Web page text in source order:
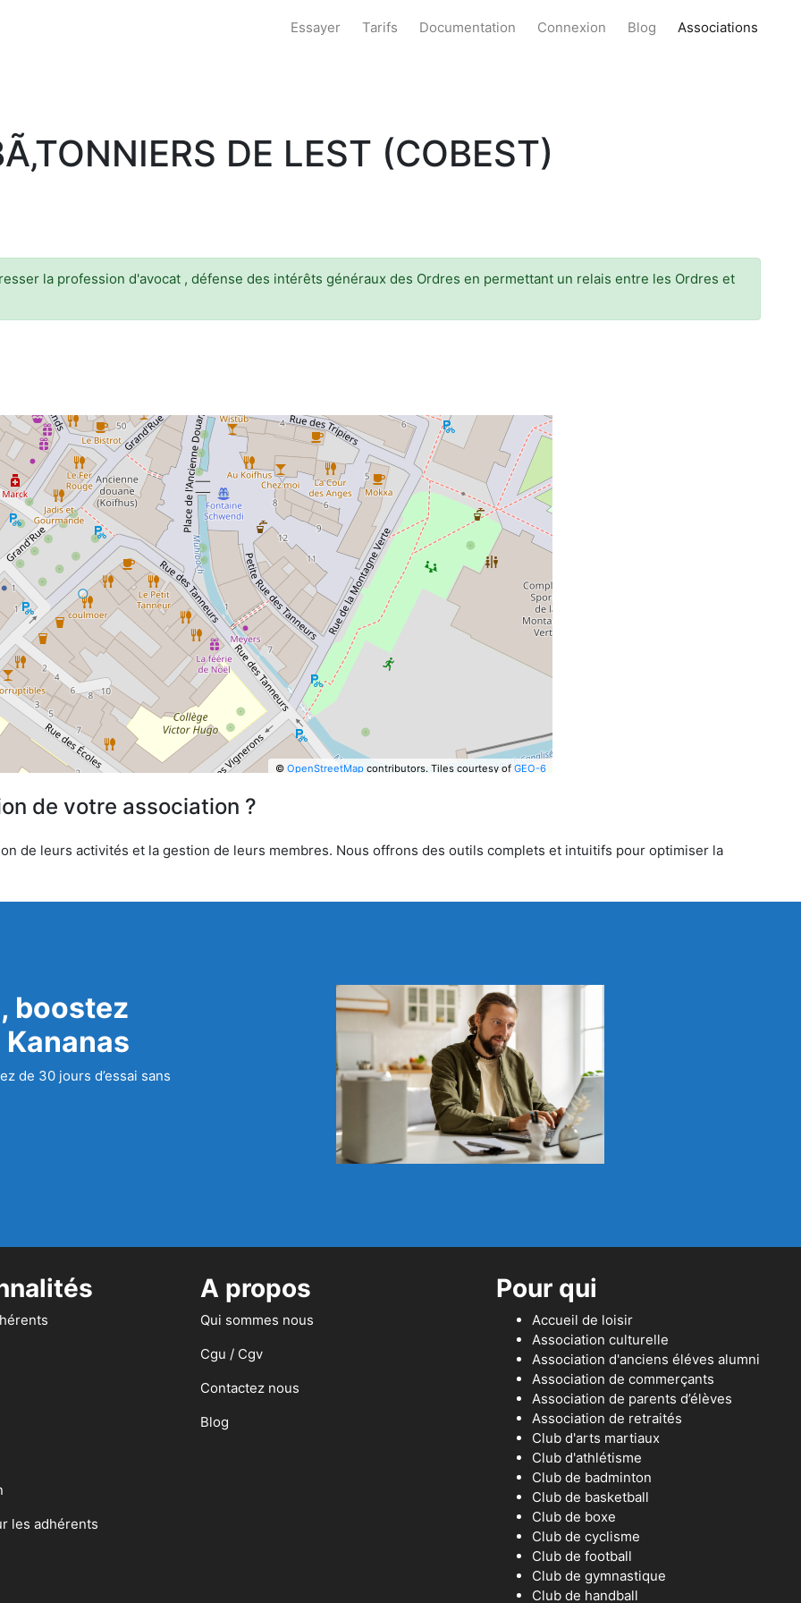
Essayer Tarifs Documentation Connexion Blog Associations
DE LEST (COBEST)
la profession d'avocat , défense des intérêts généraux des Ordres en permettant un relais entre les Ordres et
© OpenStreetMapcontributors. Tiles courtesy of GEO-6
de votre association ?
de leurs activités et la gestion de leurs membres. Nous offrons des outils complets et intuitifs pour optimiser la
boostez
de 30 jours d’essai sans
les adhérents
A propos
Qui sommes nous
Cgu / Cgv
Contactez nous
Blog
Pour qui
Accueil de loisir
Association culturelle
Association d'anciens éléves alumni
Association de commerçants
Association de parents d’élèves
Association de retraités
Club d'arts martiaux
Club d'athlétisme
Club de badminton
Club de basketball
Club de boxe
Club de cyclisme
Club de football
Club de gymnastique
Club de handball